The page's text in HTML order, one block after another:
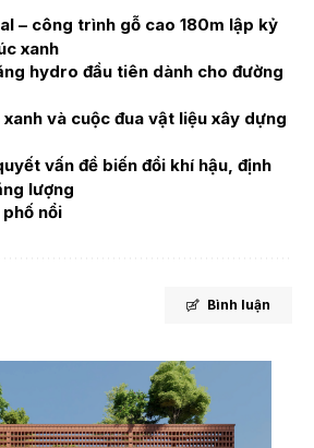
– công trình gỗ cao 180m lập kỷ
xanh
hydro đầu tiên dành cho đường
và cuộc đua vật liệu xây dựng
vấn đề biến đổi khí hậu, định
lượng
nổi
Bình luận